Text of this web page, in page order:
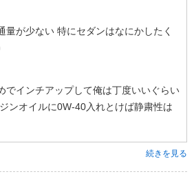
量が少ない 特にセダンはなにかしたく
でインチアップして俺は丁度いいぐらい
ンオイルに0W-40入れとけば静粛性は
続きを見る